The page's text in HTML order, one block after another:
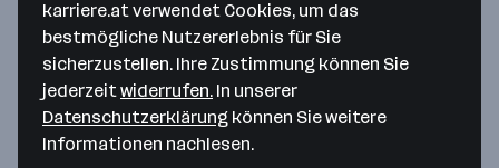
Map data ©2026 Google
M.A.N.D.U. one life GmbH
Breitwiesergutstrasse 10
karriere.at verwendet Cookies, um das
bestmögliche Nutzererlebnis für Sie
sicherzustellen. Ihre Zustimmung können Sie
jederzeit widerrufen. In unserer
Datenschutzerklärung können Sie weitere
Informationen nachlesen.